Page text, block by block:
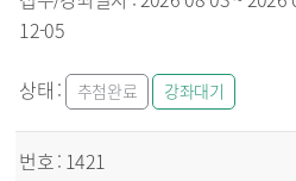
12-05
추첨완료 강좌대기
1421